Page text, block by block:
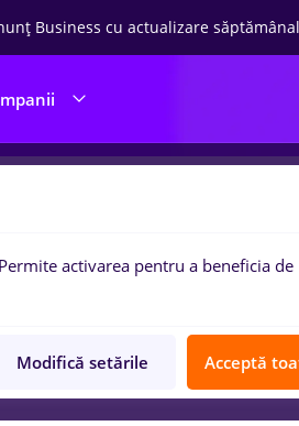
Business cu actualizare
de muncafarmacist
Permite activarea pentru a beneficia de
Modifică setările Acceptă